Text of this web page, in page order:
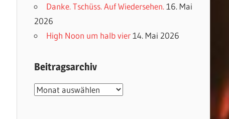
Danke. Tschüss. Auf Wiedersehen. 16. Mai
2026
High Noon um halb vier 14. Mai 2026
Beitragsarchiv
Beitragsarchiv